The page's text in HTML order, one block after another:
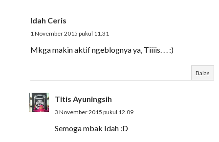
Idah Ceris
1 November 2015 pukul 11.31
Mkga makin aktif ngeblognya ya, Tiiiis. . . :)
Balas
Titis Ayuningsih
3 November 2015 pukul 12.09
Semoga mbak Idah :D